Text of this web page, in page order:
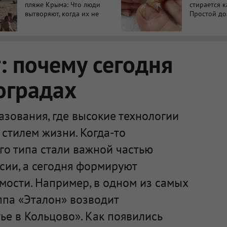
пляже Крыма: Что люди
вытворяют, когда их не
стирается
Простой
сегодня
где высокие технологии
жизни. Когда-то
типа стали важной частью
а сегодня формируют
Например, в одном из самых
«Эталон» возводит
в Кольцово». Как появились